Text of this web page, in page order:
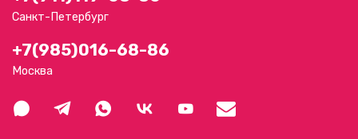
Санкт-Петербург
+7(985)016-68-86
Москва